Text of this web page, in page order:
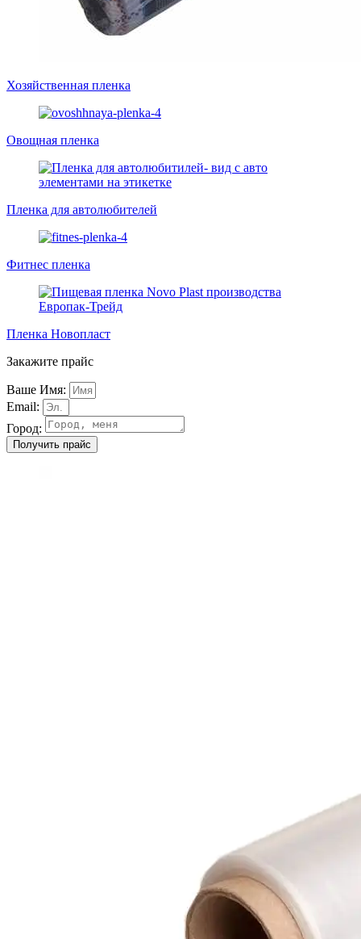
Хозяйственная пленка
Овощная пленка
Пленка для автолюбителей
Фитнес пленка
Пленка Новопласт
Закажите прайс
Ваше Имя:
Email:
Город:
Получить прайс